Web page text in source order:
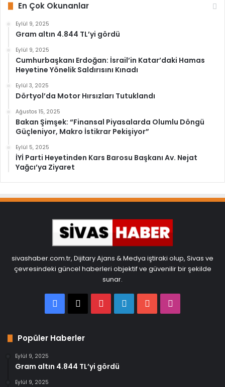
En Çok Okunanlar
Eylül 9, 2025
Gram altın 4.844 TL’yi gördü
Eylül 9, 2025
Cumhurbaşkanı Erdoğan: İsrail’in Katar’daki Hamas
Heyetine Yönelik Saldırısını Kınadı
Eylül 3, 2025
Dörtyol’da Motor Hırsızları Tutuklandı
Ağustos 15, 2025
Bakan Şimşek: “Finansal Piyasalarda Olumlu Döngü
Güçleniyor, Makro İstikrar Pekişiyor”
Eylül 5, 2025
İYİ Parti Heyetinden Kars Barosu Başkanı Av. Nejat
Yağcı’ya Ziyaret
sivashaber.com.tr, Dijitary Ajans & Medya iştiraki olup, Sivas ve
çevresindeki güncel haberleri objektif ve güvenilir bir şekilde
sunar.
Facebook
X PinterestLinkedInYouTube
Popüler Haberler
Eylül 9, 2025
Gram altın 4.844 TL’yi gördü
Eylül 9, 2025